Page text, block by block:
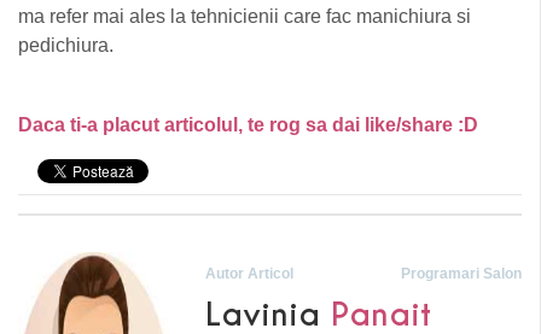
ma refer mai ales la tehnicienii care fac manichiura si
pedichiura.
Daca ti-a placut articolul, te rog sa dai like/share :D
Autor Articol Programari Salon
Lavinia Panait